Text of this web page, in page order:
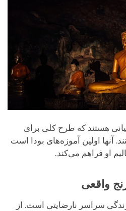
هستند که طرح کلی برای
آنها اولین آموزه‌های بودا است
او فراهم می‌کند.
واقعی
سراسر نارضایتی است. از